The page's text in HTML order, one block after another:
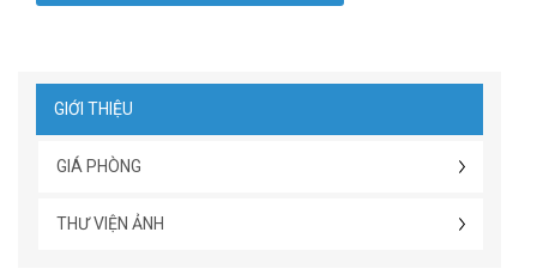
GIỚI THIỆU
GIÁ PHÒNG
THƯ VIỆN ẢNH